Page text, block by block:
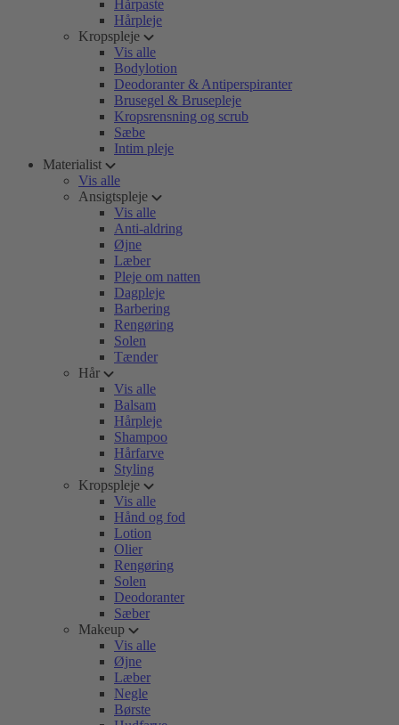
Hårpaste
Hårpleje
Kropspleje
Vis alle
Bodylotion
Deodoranter & Antiperspiranter
Brusegel & Brusepleje
Kropsrensning og scrub
Sæbe
Intim pleje
Materialist
Vis alle
Ansigtspleje
Vis alle
Anti-aldring
Øjne
Læber
Pleje om natten
Dagpleje
Barbering
Rengøring
Solen
Tænder
Hår
Vis alle
Balsam
Hårpleje
Shampoo
Hårfarve
Styling
Kropspleje
Vis alle
Hånd og fod
Lotion
Olier
Rengøring
Solen
Deodoranter
Sæber
Makeup
Vis alle
Øjne
Læber
Negle
Børste